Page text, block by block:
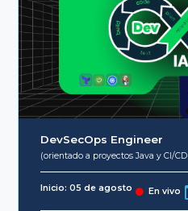
DevSecOps Engineer
(orientado a proyectos Java y CI/
Inicio: 05 de agosto En vivo